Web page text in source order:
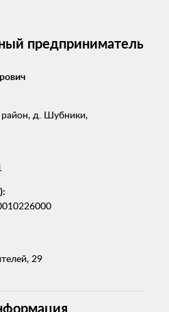
предприниматель
д. Шубники,
29